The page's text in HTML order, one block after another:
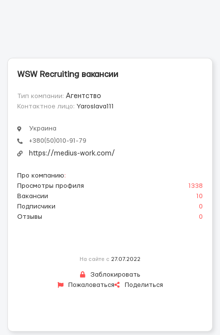
WSW Recruiting вакансии
Тип компании: Агентство
Контактное лицо: Yaroslava111
Украина
+380(50)010-91-79
https://medius-work.com/
Про компанию:
Просмотры профиля
1338
Вакансии
10
Подписчики
0
Отзывы
0
На сайте с 27.07.2022
Заблокировать
Пожаловаться
Поделиться